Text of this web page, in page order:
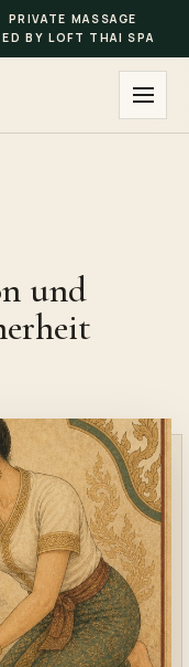
PRIVATE MASSAGE
BY LOFT THAI SPA
und